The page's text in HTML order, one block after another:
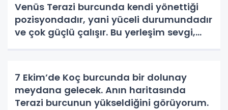
Venüs Terazi burcunda kendi yönettiği
pozisyondadır, yani yüceli durumundadır
ve çok güçlü çalışır. Bu yerleşim sevgi,
7 Ekim’de Koç burcunda bir dolunay
meydana gelecek. Anın haritasında
Terazi burcunun yükseldiğini görüyorum.